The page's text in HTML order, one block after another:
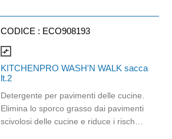
l'utilizzo quotidiano sulle superfici e
sugli utensili, compreso forno, piani di
lavoro, affettatrici, pareti e pavimenti.
CODICE : ECO908193
compare_arrows
KITCHENPRO WASH'N WALK sacca
lt.2
Detergente per pavimenti delle cucine.
Elimina lo sporco grasso dai pavimenti
scivolosi delle cucine e riduce i rischi